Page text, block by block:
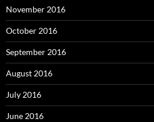
November 2016
October 2016
September 2016
August 2016
July 2016
June 2016